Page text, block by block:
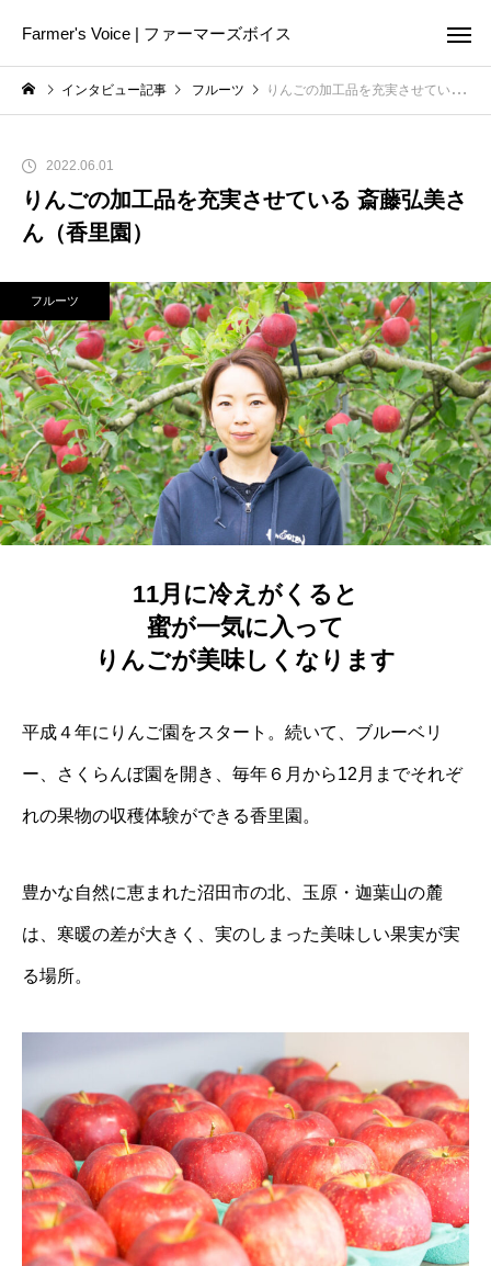
Farmer's Voice | ファーマーズボイス
インタビュー記事 フルーツ りんごの加工品を充実させている 斎藤弘美さん（香里園）
2022.06.01
りんごの加工品を充実させている 斎藤弘美さ
ん（香里園）
フルーツ
11月に冷えがくると
蜜が一気に入って
りんごが美味しくなります
平成４年にりんご園をスタート。続いて、ブルーベリ
ー、さくらんぼ園を開き、毎年６月から12月までそれぞ
れの果物の収穫体験ができる香里園。
豊かな自然に恵まれた沼田市の北、玉原・迦葉山の麓
は、寒暖の差が大きく、実のしまった美味しい果実が実
る場所。